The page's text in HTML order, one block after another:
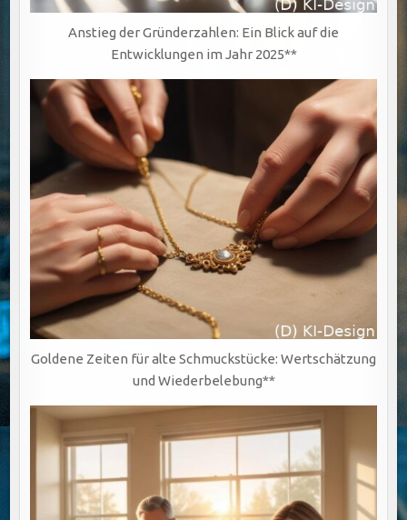
Anstieg der Gründerzahlen: Ein Blick auf die
Entwicklungen im Jahr 2025**
Goldene Zeiten für alte Schmuckstücke: Wertschätzung
und Wiederbelebung**